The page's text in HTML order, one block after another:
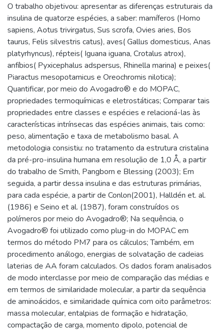
O trabalho objetivou: apresentar as diferenças estruturais da
insulina de quatorze espécies, a saber: mamíferos (Homo
sapiens, Aotus trivirgatus, Sus scrofa, Ovies aries, Bos
taurus, Felis silvestris catus), aves( Gallus domesticus, Anas
platyrhyncus), répteis( Iguana iguana, Crotalus atrox),
anfíbios( Pyxicephalus adspersus, Rhinella marina) e peixes(
Piaractus mesopotamicus e Oreochromis nilotica);
Quantificar, por meio do Avogadro® e do MOPAC,
propriedades termoquímicas e eletrostáticas; Comparar tais
propriedades entre classes e espécies e relacioná-las às
características intrínsecas das espécies animais, tais como:
peso, alimentação e taxa de metabolismo basal. A
metodologia consistiu: no tratamento da estrutura cristalina
da pré-pro-insulina humana em resolução de 1,0 Å, a partir
do trabalho de Smith, Pangborn e Blessing (2003); Em
seguida, a partir dessa insulina e das estruturas primárias,
para cada espécie, a partir de Conlon(2001), Halldén et. al.
(1986) e Seino et al. (1987), foram construídos os
polímeros por meio do Avogadro®; Na sequência, o
Avogadro® foi utilizado como plug-in do MOPAC em
termos do método PM7 para os cálculos; Também, em
procedimento análogo, energias de solvatação de cadeias
laterias de AA foram calculados. Os dados foram analisados
de modo interclasse por meio de comparação das médias e
em termos de similaridade molecular, a partir da sequência
de aminoácidos, e similaridade química com oito parâmetros:
massa molecular, entalpias de formação e hidratação,
compactação de carga, momento dipolo, potencial de